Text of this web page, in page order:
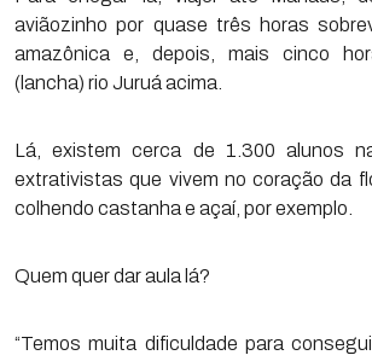
aviãozinho por quase três horas
amazônica e, depois, mais cinco
(lancha) rio Juruá acima.
Lá, existem cerca de 1.300 alunos
extrativistas que vivem no coração da
colhendo castanha e açaí, por exemplo.
Quem quer dar aula lá?
“Temos muita dificuldade para